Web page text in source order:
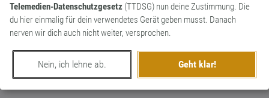
Telemedien-Datenschutzgesetz (TTDSG) nun deine Zustimmung. Die
du hier einmalig für dein verwendetes Gerät geben musst. Danach
nerven wir dich auch nicht weiter, versprochen.
Nein, ich lehne ab. Geht klar!
(mhd. zerknittern, beschmutzen).
0
erschaffen von Worthüter
am 5. Juli 2018